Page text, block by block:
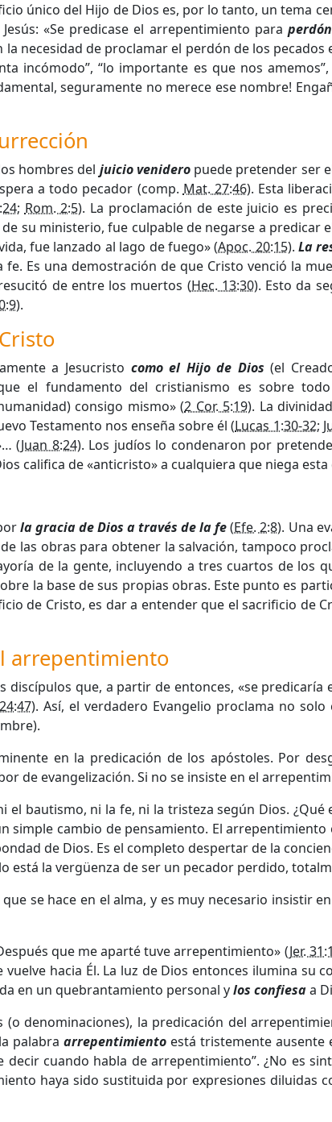
único del Hijo de Dios es, por lo tanto, un tema
«Se predicase el arrepentimiento para perdón
la necesidad de proclamar el perdón de los pecados
incómodo”, “lo importante es que nos
seguramente no merece ese nombre!
hombres del juicio venideropuede pretender ser
a todo pecador (comp. Mat. 27:46). Esta
; Rom. 2:5). La proclamación de este juicio es
su ministerio, fue culpable de negarse a predicar
fue lanzado al lago de fuego» (Apoc. 20:15).La
Es una demostración de que Cristo venció la
de entre los muertos (Hec. 13:30). Esto da
).
a Jesucristo como el Hijo de Dios (el
el fundamento del cristianismo es sobre
consigo mismo» (2 Cor. 5:19). La
Testamento nos enseña sobre él (Lucas 1:30-32;
(Juan 8:24). Los judíos lo condenaron por
califica de «anticristo» a cualquiera que niega
la gracia de Dios a través de la fe(Efe. 2:8). Una
las obras para obtener la salvación, tampoco
de la gente, incluyendo a tres cuartos de los
la base de sus propias obras. Este punto es
de Cristo, es dar a entender que el sacrificio de
arrepentimiento
discípulos que, a partir de entonces, «se predicaría
). Así, el verdadero Evangelio proclama no
en la predicación de los apóstoles. Por
de evangelización. Si no se insiste en el
bautismo, ni la fe, ni la tristeza según Dios.
simple cambio de pensamiento. El
de Dios. Es el completo despertar de la
está la vergüenza de ser un pecador perdido,
se hace en el alma, y es muy necesario insistir
que me aparté tuve arrepentimiento» (Jer.
hacia Él. La luz de Dios entonces ilumina su
en un quebrantamiento personal ylos confiesaa
(o denominaciones), la predicación del
palabra arrepentimiento está tristemente
cuando habla de arrepentimiento”. ¿No es
haya sido sustituida por expresiones diluidas